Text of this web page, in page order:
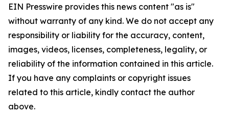
EIN Presswire provides this news content "as is"
without warranty of any kind. We do not accept any
responsibility or liability for the accuracy, content,
images, videos, licenses, completeness, legality, or
reliability of the information contained in this article.
If you have any complaints or copyright issues
related to this article, kindly contact the author
above.